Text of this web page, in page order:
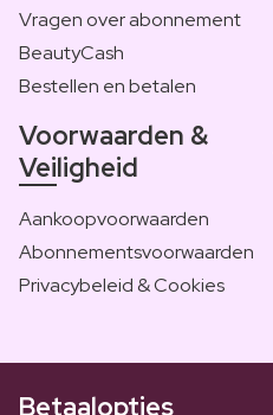
Vragen over abonnement
BeautyCash
Bestellen en betalen
Voorwaarden &
Veiligheid
Aankoopvoorwaarden
Abonnementsvoorwaarden
Privacybeleid & Cookies
Betaalopties